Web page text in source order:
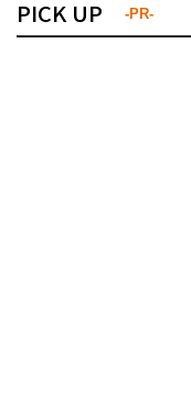
PICK UP -PR-